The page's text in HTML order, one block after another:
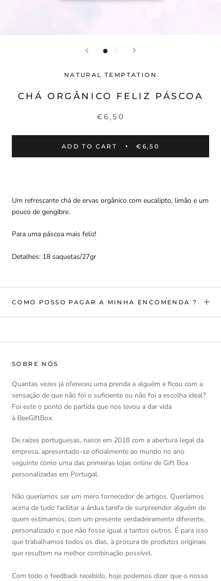
NATURAL TEMPTATION
CHÁ ORGÂNICO FELIZ PÁSCOA
€6,50
ADD TO CART €6,50
Um refrescante chá de ervas orgânico com eucalipto, limão e um
pouco de gengibre.
Para uma páscoa mais feliz!
Detalhes: 18 saquetas/27gr
COMO POSSO PAGAR A MINHA ENCOMENDA ?
SOBRE NÓS
Quantas vezes já ofereceu uma prenda a alguém e ficou com a
sensação de que não foi o suficiente ou não foi a escolha ideal?
Foi este o ponto de partida que nos levou a dar vida
à BeeGiftBox.
De raízes portuguesas, nasce em 2018 com a abertura legal da
empresa, apresentado-se oficialmente ao mundo no ano
seguinte como uma das primeiras lojas online de Gift Box
personalizadas em Portugal.
Não queríamos ser um mero fornecedor de artigos. Queríamos
acima de tudo facilitar a árdua tarefa de surpreender alguém de
quem estimamos, com um presente verdadeiramente diferente,
personalizado e que não fosse igual a tantos outros. É para isso
que trabalhamos todos os dias, à procura de produtos originais
que resultem na melhor combinação possível.
Com todo o feedback recebido, hoje podemos dizer que o nosso